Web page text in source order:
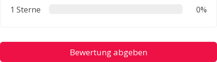
1 Sterne
0%
Bewertung abgeben